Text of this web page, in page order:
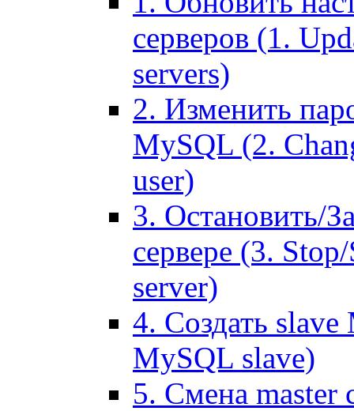
серверов (1.
servers)
2. Изменить
MySQL (2.
user)
3. Остановить/
сервере (3.
server)
4. Создать
MySQL slave)
5. Смена master